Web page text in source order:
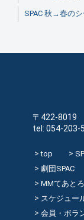
SPAC 秋→春の
〒422-8019
tel: 054-
top
劇団SPAC
MMてあと
スケジュー
会員・ボラ